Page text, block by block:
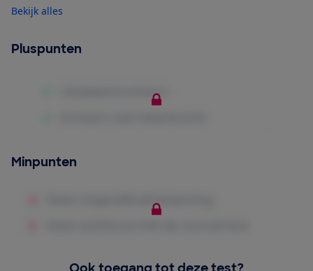
Bekijk alles
Pluspunten
Minpunten